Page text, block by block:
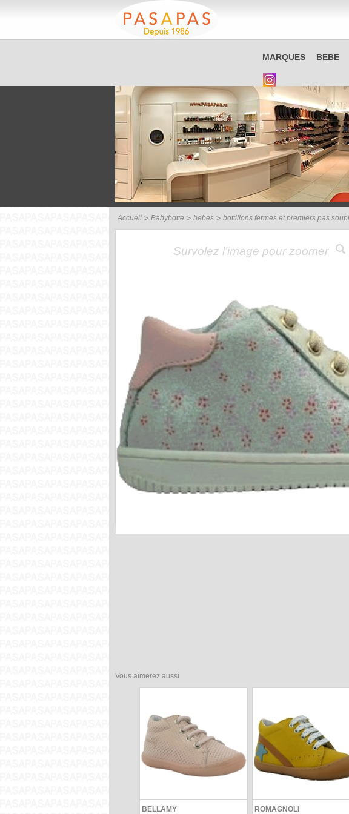
MARQUES BEBE
Accueil Babybotte bebes bottillons fermes et premiers pas
Survolez l’image pour zoomer
Vous aimerez aussi
BELLAMY
ROMAGNOLI